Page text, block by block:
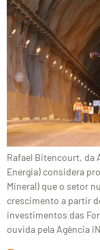
Rafael Bitencourt, da
Energia) considera
Mineral) que o setor
crescimento a partir
investimentos das
ouvida pela Agência